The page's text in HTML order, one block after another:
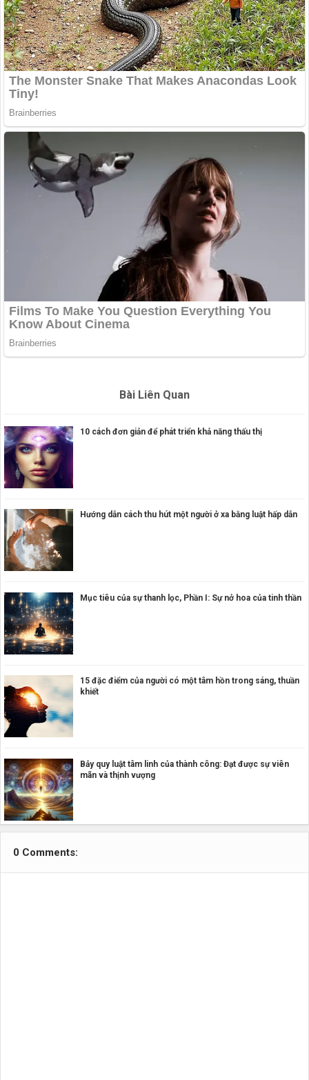
Bài Liên Quan
10 cách đơn giản để phát triển khả năng thấu thị
Hướng dẫn cách thu hút một người ở xa bằng luật hấp dẫn
Mục tiêu của sự thanh lọc, Phần I: Sự nở hoa của tinh thần
15 đặc điểm của người có một tâm hồn trong sáng, thuần
khiết
Bảy quy luật tâm linh của thành công: Đạt được sự viên
mãn và thịnh vượng
0 Comments: